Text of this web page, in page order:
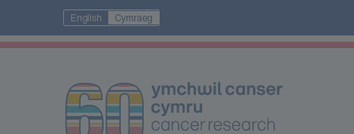
English Cymraeg